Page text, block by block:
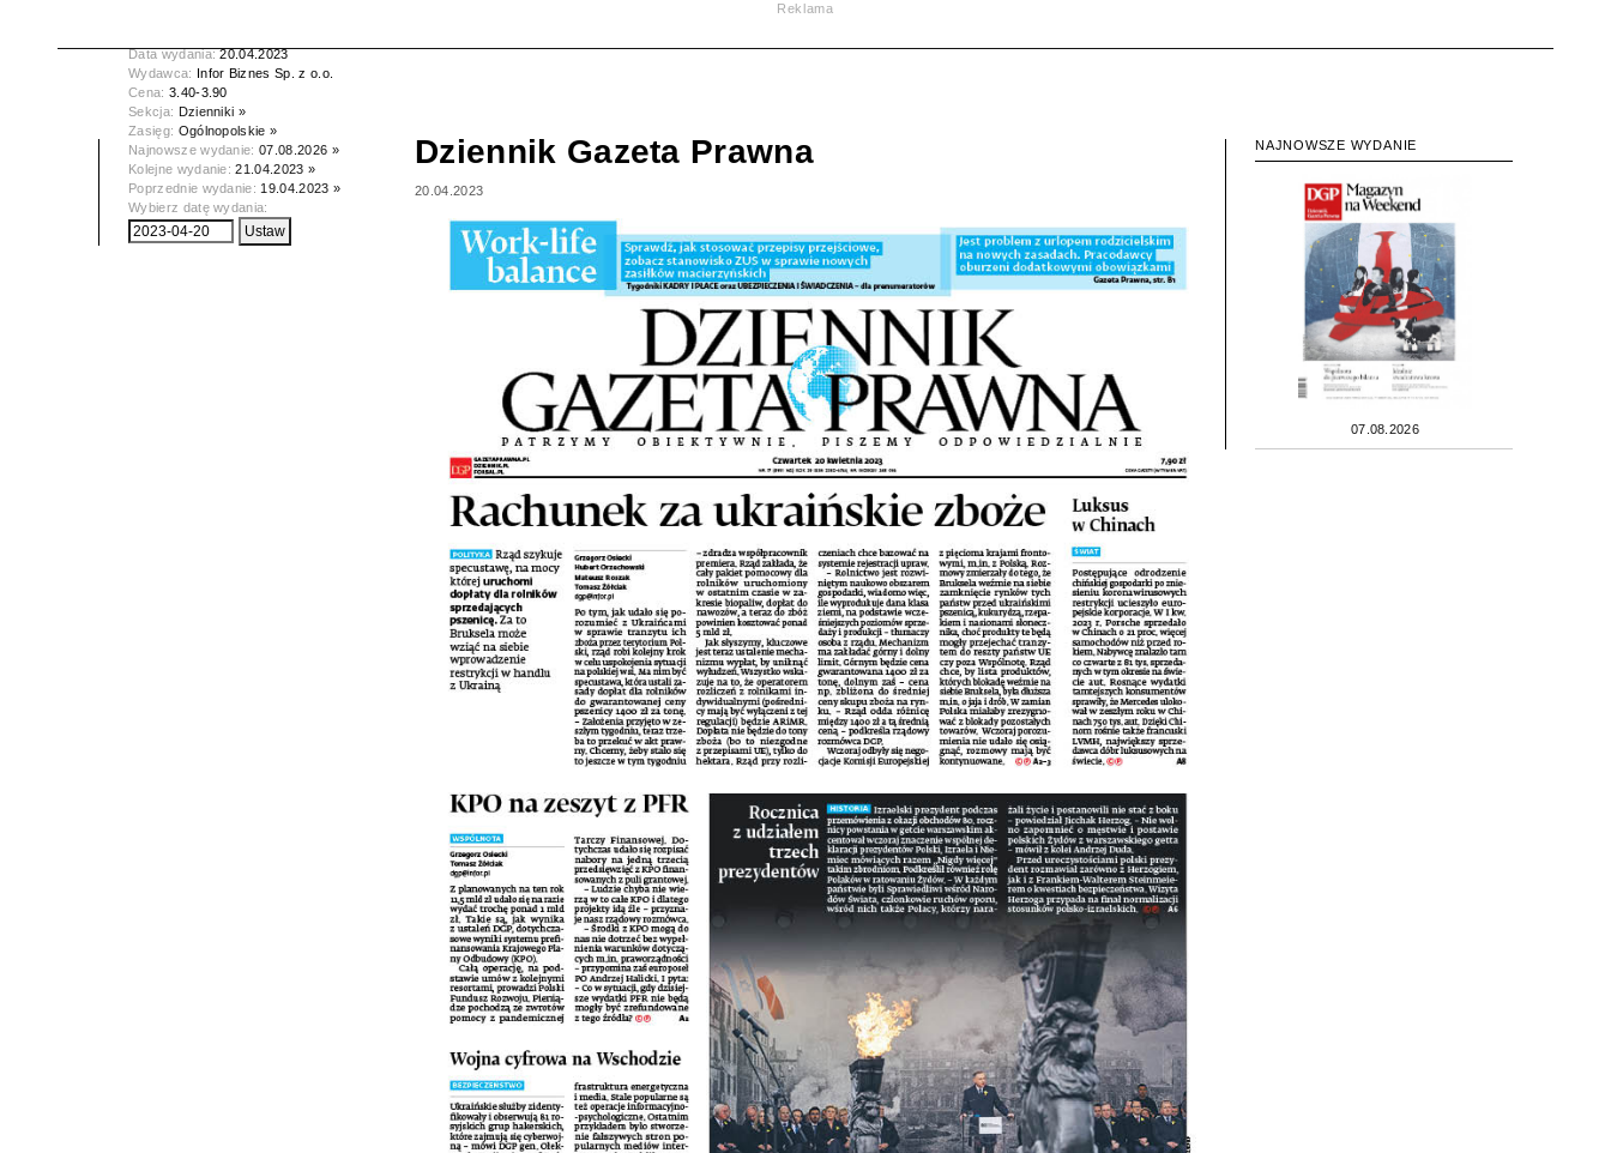
Reklama
Data wydania:20.04.2023
Wydawca: Infor Biznes Sp. z o.o.
Cena: 3.40-3.90
Sekcja: Dzienniki »
Zasięg: Ogólnopolskie »
Najnowsze wydanie:07.08.2026 »
Kolejne wydanie:21.04.2023 »
Poprzednie wydanie: 19.04.2023 »
Wybierz datę wydania:
Dziennik Gazeta Prawna
20.04.2023
NAJNOWSZE WYDANIE
07.08.2026